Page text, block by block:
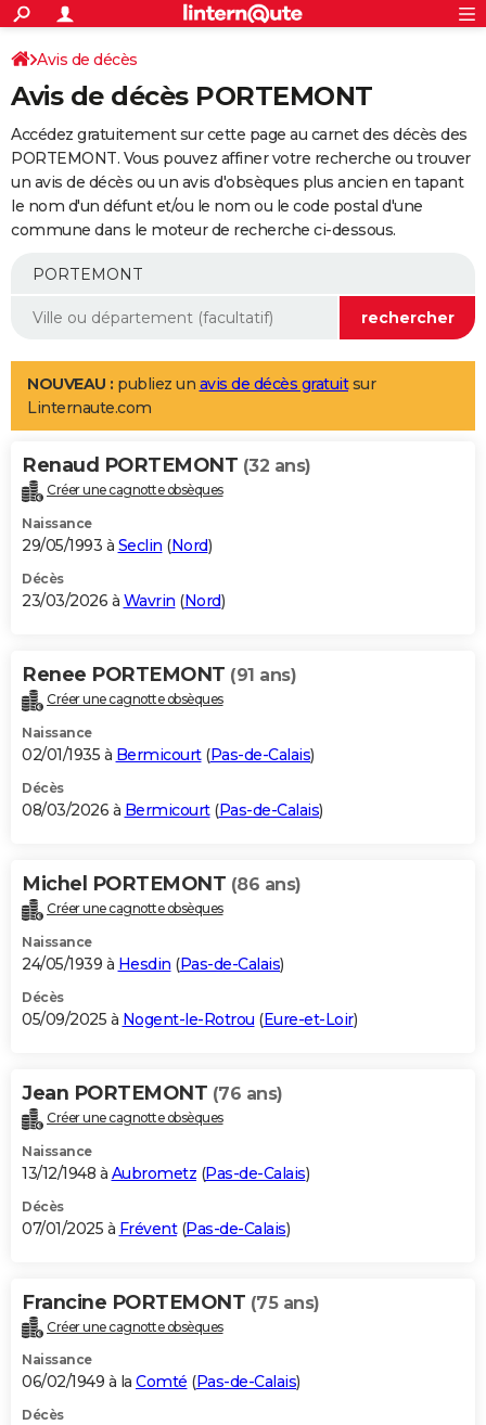
ACTUALITÉS
Politique
Société
Faits Divers
Education
Monde
Villes
+
SPORT
Coupe du monde 2026
Football
Tennis
Cyclisme
Rugby
Forum
Programme TV
TNT
Streaming
Cinéma
Sorties cinéma
Musique
+
FINANCE
Impôts
Immobilier
Risques naturels par ville
Banque
Assurance
Crédit
AUTO
Essais
Réserver un essai
Citadines
Berlines
SUV
Forum auto
+
Mobiles
Meilleur smartphone
Internet
Ordinateurs
Jeux vidéo
Guide high-tech
Aménagement intérieur
LIFESTYLE
Art de vivre
Bien-être
Loisirs
Mode
Modes de vie
Alimentation
Guide de la santé
Maladies
Médicaments
Sommeil
VOYAGE
Destinations
City break
Voyage nature
Voyage de noces
Forum
Climat
+PHOTO
GUIDES D'ACHAT
BONS PLANS
Carte de Noël
Carte Bonne année
Carte Saint-Valentin
Carte Pâques
Carte d'anniversaire
DICTIONNAIRE
Dictionnaire
Biographies
Citations
Expressions
Proverbes
PROGRAMME TV
S'inscrire
Se connecter
Lycées
Collèges
Primaires
Universités
Entreprises
Service militaire
Avis de recherche
AVIS DE DÉCÈS
Bricolage
Lifestyle
Culture
Sport
Auto
Television
Voyage
Cinema
Avis de décès
Avis de décès PORTEMONT
Accédez gratuitement sur cette page au carnet des décès des
PORTEMONT. Vous pouvez affiner votre recherche ou trouver
un avis de décès ou un avis d'obsèques plus ancien en tapant
le nom d'un défunt et/ou le nom ou le code postal d'une
commune dans le moteur de recherche ci-dessous.
NOUVEAU : publiez un avis de décès gratuitsur
Linternaute.com
Renaud PORTEMONT (32 ans)
Créer une cagnotte obsèques
Naissance
29/05/1993 à Seclin (Nord)
Décès
23/03/2026 à Wavrin (Nord)
Renee PORTEMONT (91 ans)
Créer une cagnotte obsèques
Naissance
02/01/1935 à Bermicourt(Pas-de-Calais)
Décès
08/03/2026 à Bermicourt(Pas-de-Calais)
Michel PORTEMONT (86 ans)
Créer une cagnotte obsèques
Naissance
24/05/1939 à Hesdin (Pas-de-Calais)
Décès
05/09/2025 à Nogent-le-Rotrou (Eure-et-Loir)
Jean PORTEMONT (76 ans)
Créer une cagnotte obsèques
Naissance
13/12/1948 à Aubrometz (Pas-de-Calais)
Décès
07/01/2025 à Frévent(Pas-de-Calais)
Francine PORTEMONT (75 ans)
Créer une cagnotte obsèques
Naissance
06/02/1949 à la Comté (Pas-de-Calais)
Décès